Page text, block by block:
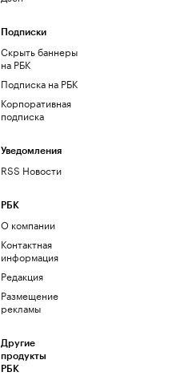
Подписки
Скрыть баннеры
на РБК
Подписка на РБК
Корпоративная
подписка
Уведомления
RSS Новости
РБК
О компании
Контактная
информация
Редакция
Размещение
рекламы
Другие
продукты
РБК